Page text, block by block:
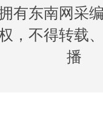
有东南网采
，不得转载
播